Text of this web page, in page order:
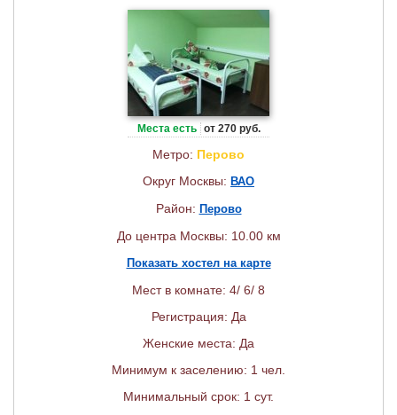
Места есть от 270 руб.
Метро: Перово
Округ Москвы: ВАО
Район: Перово
До центра Москвы: 10.00 км
Показать хостел на карте
Мест в комнате: 4/ 6/ 8
Регистрация: Да
Женские места: Да
Минимум к заселению: 1 чел.
Минимальный срок: 1 сут.